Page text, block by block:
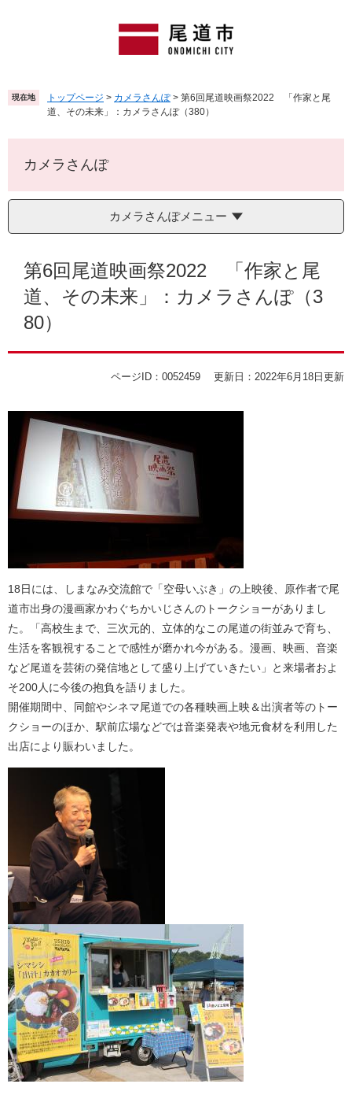
頭
で
。
飛
ば
て
へ
現在地 トップページ > カメラさんぽ > 第6回尾道映画祭2022 「作家と尾
道、その未来」：カメラさんぽ（380）
カメラさんぽ
カメラさんぽメニュー
第6回尾道映画祭2022 「作家と尾
道、その未来」：カメラさんぽ（3
80）
ページID：0052459 更新日：2022年6月18日更新
18日には、しまなみ交流館で「空母いぶき」の上映後、原作者で尾
道市出身の漫画家かわぐちかいじさんのトークショーがありまし
た。「高校生まで、三次元的、立体的なこの尾道の街並みで育ち、
生活を客観視することで感性が磨かれ今がある。漫画、映画、音楽
など尾道を芸術の発信地として盛り上げていきたい」と来場者およ
そ200人に今後の抱負を語りました。
開催期間中、同館やシネマ尾道での各種映画上映＆出演者等のトー
クショーのほか、駅前広場などでは音楽発表や地元食材を利用した
出店により賑わいました。